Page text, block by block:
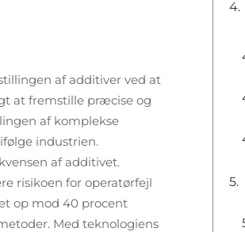
af additiver ved at
at fremstille præcise og
af komplekse
industrien.
af additivet.
risikoen for operatørfejl
op mod 40 procent
Med teknologiens